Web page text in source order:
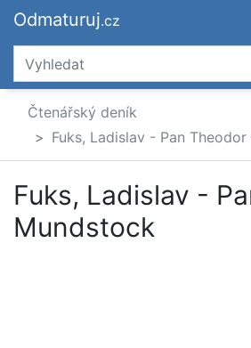
Odmaturuj.cz
Čtenářský deník
Fuks, Ladislav - Pan
Fuks, Ladislav -
Mundstock